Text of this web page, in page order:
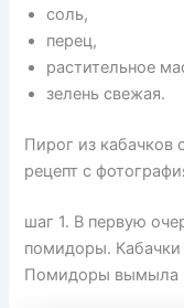
соль,
перец,
растительное
зелень свежая.
Пирог из
рецепт с
шаг 1. В первую
помидоры.
Помидоры вымыла